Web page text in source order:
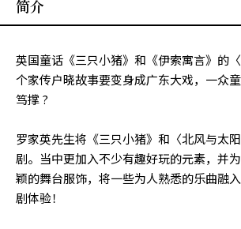
简介
英国童话《三只小猪》和《伊索寓言》的
个家传户晓故事要变身成广东大戏，一众
笃撑 ?
罗家英先生将《三只小猪》和〈北风与太
剧。当中更加入不少有趣好玩的元素，并
颖的舞台服饰，将一些为人熟悉的乐曲融
剧体验！